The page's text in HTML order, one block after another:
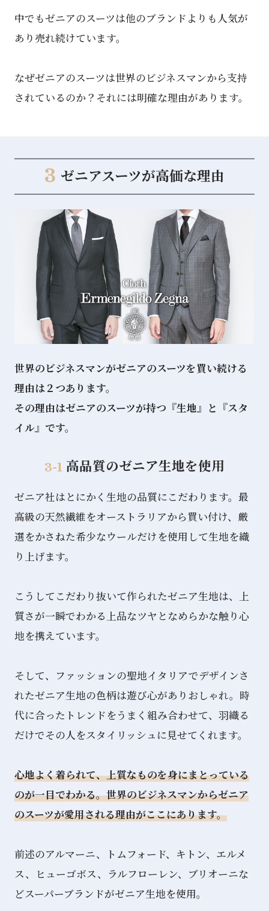
中でもゼニアのスーツは他のブランドよりも人気が
あり売れ続けています。
なぜゼニアのスーツは世界のビジネスマンから支持
されているのか？それには明確な理由があります。
3 ゼニアスーツが高価な理由
世界のビジネスマンがゼニアのスーツを買い続ける
理由は２つあります。
その理由はゼニアのスーツが持つ『生地』と『スタ
イル』です。
3-1 ⾼品質のゼニア⽣地を使⽤
ゼニア社はとにかく生地の品質にこだわります。最
高級の天然繊維をオーストラリアから買い付け、厳
選をかさねた希少なウールだけを使用して生地を織
り上げます。
こうしてこだわり抜いて作られたゼニア生地は、上
質さが一瞬でわかる上品なツヤとなめらかな触り心
地を携えています。
そして、ファッションの聖地イタリアでデザインさ
れたゼニア生地の色柄は遊び心がありおしゃれ。時
代に合ったトレンドをうまく組み合わせて、羽織る
だけでその人をスタイリッシュに見せてくれます。
心地よく着られて、上質なものを身にまとっている
のが一目でわかる。世界のビジネスマンからゼニア
のスーツが愛用される理由がここにあります。
前述のアルマーニ、トムフォード、キトン、エルメ
ス、ヒューゴボス、ラルフローレン、ブリオーニな
どスーパーブランドがゼニア生地を使用。